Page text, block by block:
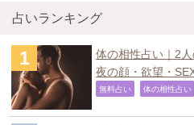
占いランキング
体の相性占い｜2
夜の顔・欲望・
無料占い 体の相性占い